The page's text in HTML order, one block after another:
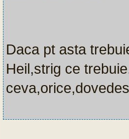
Daca pt asta
Heil,strig ce